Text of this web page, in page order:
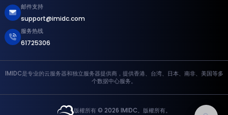
邮件支持
support@imidc.com
服务热线
61725306
IMIDC是专业的云服务器和独立服务器提供商，提供香港、台湾、日本、南非、美国等多
个数据中心服务。
版權所有 © 2026 IMIDC。版權所有。